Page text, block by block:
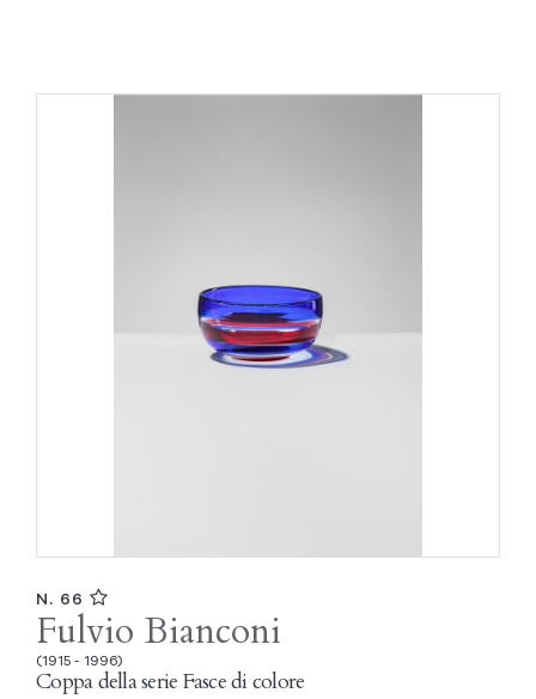
N. 66
Fulvio Bianconi
(1915 - 1996)
Coppa della serie Fasce di colore